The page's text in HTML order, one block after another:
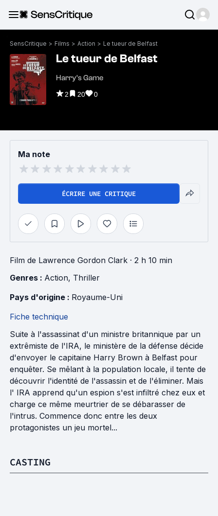
SensCritique > Films > Action > Le tueur de Belfast
Le tueur de Belfast
Harry's Game
2 20 0
Ma note
ÉCRIRE UNE CRITIQUE
Film de Lawrence Gordon Clark · 2 h 10 min
Genres : Action, Thriller
Pays d'origine : Royaume-Uni
Fiche technique
Suite à l'assassinat d'un ministre britannique par un
extrêmiste de l'IRA, le ministère de la défense décide
d'envoyer le capitaine Harry Brown à Belfast pour
enquêter. Se mêlant à la population locale, il tente de
découvrir l'identité de l'assassin et de l'éliminer. Mais
l' IRA apprend qu'un espion s'est infiltré chez eux et
charge ce même meurtrier de se débarasser de
l'intrus. Commence donc entre les deux
protagonistes un jeu mortel...
CASTING